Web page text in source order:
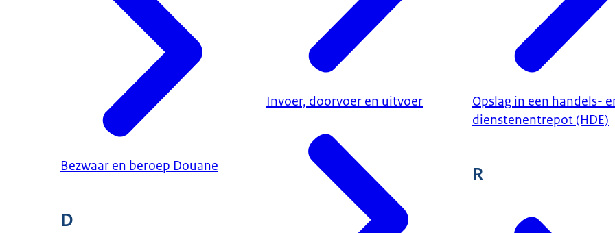
Bezwaar en beroep Douane
D
Invoer, doorvoer en uitvoer
Opslag in een handels-
dienstenentrepot (HDE)
R